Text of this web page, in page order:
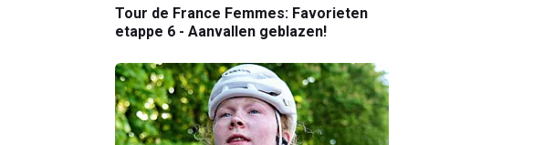
Tour de France Femmes: Favorieten
etappe 6 - Aanvallen geblazen!